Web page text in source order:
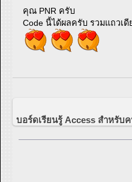
คุณ PNR ครับ
Code นี้ได้ผลครับ รวมแถวเ
บอร์ดเรียนรู้ Access สำหรับ